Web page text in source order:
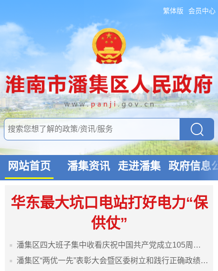
繁体版 会员中心
网站首页 潘集资讯 走进潘集 政府信息
华东最大坑口电站打好电力“保
供仗”
潘集区四大班子集中收看庆祝中国共产党成立105周年表彰大会
潘集区“两优一先”表彰大会暨区委树立和践行正确政绩观学习教育专题党课报告会举行